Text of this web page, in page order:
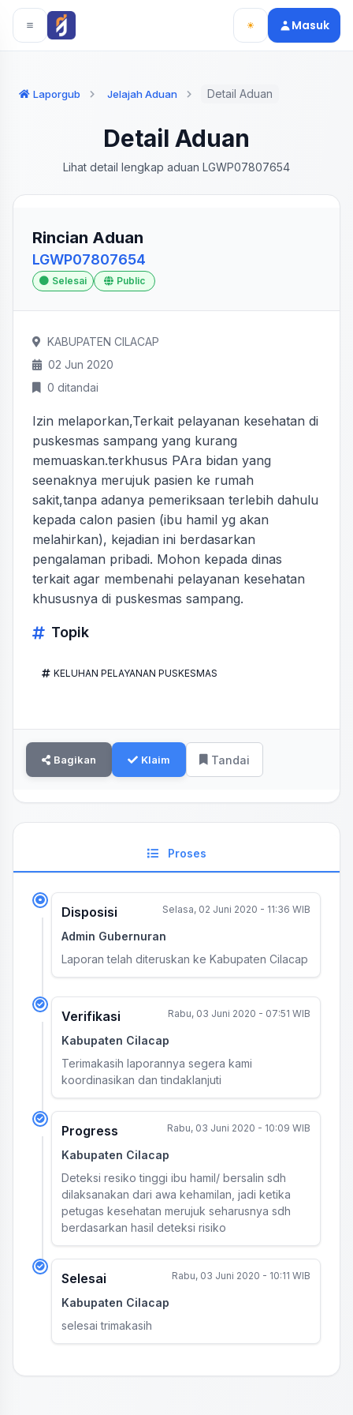
Langsung ke konten utama
Langsung ke navigasi
Masuk
Laporgub Jelajah Aduan Detail Aduan
Detail Aduan
Lihat detail lengkap aduan LGWP07807654
Rincian Aduan
LGWP07807654
Selesai Public
KABUPATEN CILACAP
02 Jun 2020
0 ditandai
Izin melaporkan,Terkait pelayanan kesehatan di
puskesmas sampang yang kurang
memuaskan.terkhusus PAra bidan yang
seenaknya merujuk pasien ke rumah
sakit,tanpa adanya pemeriksaan terlebih dahulu
kepada calon pasien (ibu hamil yg akan
melahirkan), kejadian ini berdasarkan
pengalaman pribadi. Mohon kepada dinas
terkait agar membenahi pelayanan kesehatan
khususnya di puskesmas sampang.
Topik
KELUHAN PELAYANAN PUSKESMAS
Bagikan Klaim Tandai
Proses
Disposisi Selasa, 02 Juni 2020 - 11:36 WIB
Admin Gubernuran
Laporan telah diteruskan ke Kabupaten Cilacap
Verifikasi Rabu, 03 Juni 2020 - 07:51 WIB
Kabupaten Cilacap
Terimakasih laporannya segera kami
koordinasikan dan tindaklanjuti
Progress Rabu, 03 Juni 2020 - 10:09 WIB
Kabupaten Cilacap
Deteksi resiko tinggi ibu hamil/ bersalin sdh
dilaksanakan dari awa kehamilan, jadi ketika
petugas kesehatan merujuk seharusnya sdh
berdasarkan hasil deteksi risiko
Selesai Rabu, 03 Juni 2020 - 10:11 WIB
Kabupaten Cilacap
selesai trimakasih